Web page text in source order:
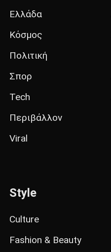
Ελλάδα
Κόσμος
Πολιτική
Σπορ
Tech
Περιβάλλον
Viral
Style
Culture
Fashion & Beauty